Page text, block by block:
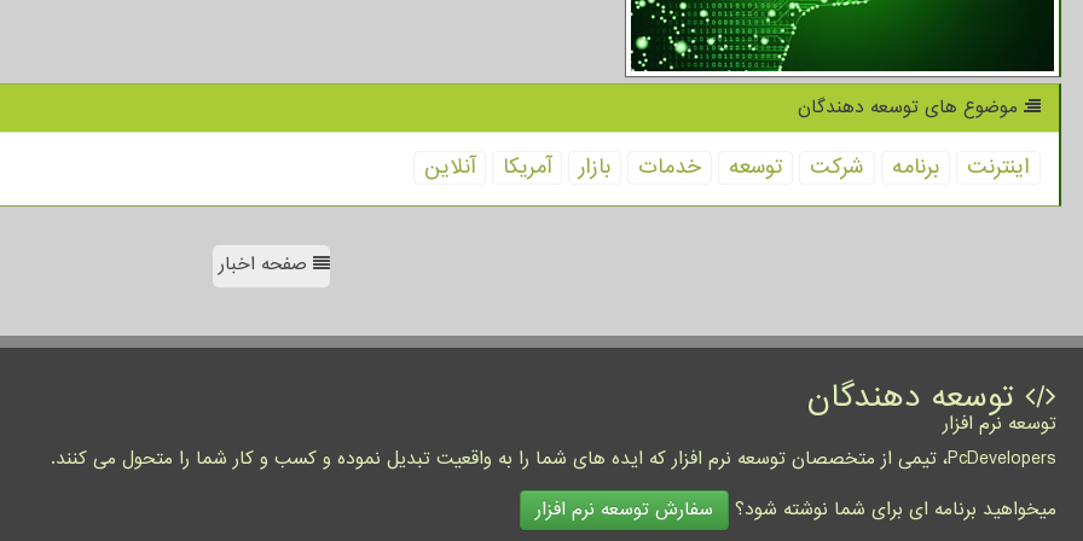
موضوع های توسعه دهندگان
اینترنت برنامه شركت توسعه خدمات بازار آمریكا آنلاین
صفحه اخبار
توسعه دهندگان
توسعه نرم افزار
PcDevelopers، تیمی از متخصصان توسعه نرم افزار که ایده های شما را به واقعیت تبدیل نموده و کسب و کار شما را متحول می کنند.
میخواهید برنامه ای برای شما نوشته شود؟
سفارش توسعه نرم افزار